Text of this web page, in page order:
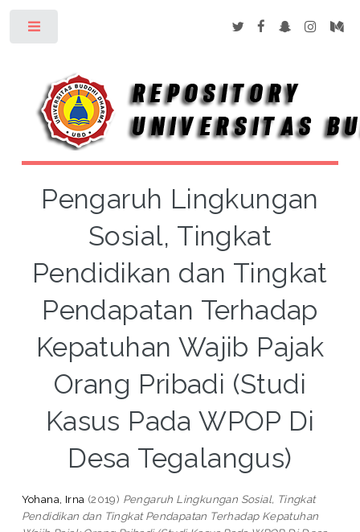
Pengaruh Lingkungan
Sosial, Tingkat
Pendidikan dan Tingkat
Pendapatan Terhadap
Kepatuhan Wajib Pajak
Orang Pribadi (Studi
Kasus Pada WPOP Di
Desa Tegalangus)
Yohana, Irna (2019) Pengaruh Lingkungan Sosial, Tingkat
Pendidikan dan Tingkat Pendapatan Terhadap Kepatuhan